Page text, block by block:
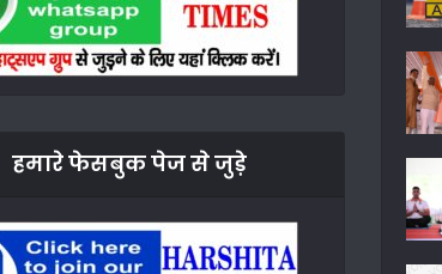
हमारे फेसबुक पेज से जुड़े